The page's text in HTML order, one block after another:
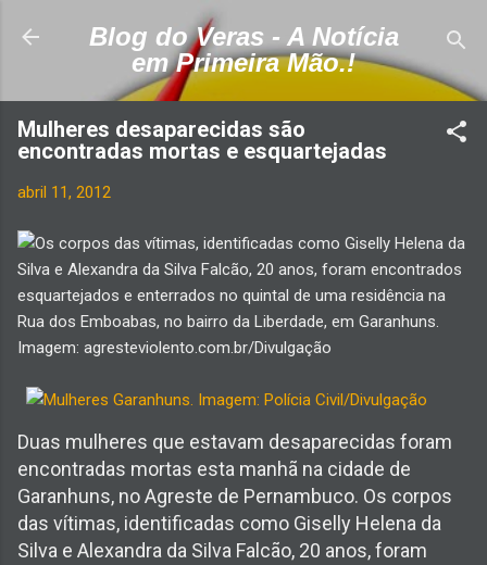
Pular para o conteúdo principal
Blog do Veras - A Notícia
em Primeira Mão.!
Mulheres desaparecidas são
encontradas mortas e esquartejadas
abril 11, 2012
Duas mulheres que estavam desaparecidas foram
encontradas mortas esta manhã na cidade de
Garanhuns, no Agreste de Pernambuco. Os corpos
das vítimas, identificadas como Giselly Helena da
Silva e Alexandra da Silva Falcão, 20 anos, foram